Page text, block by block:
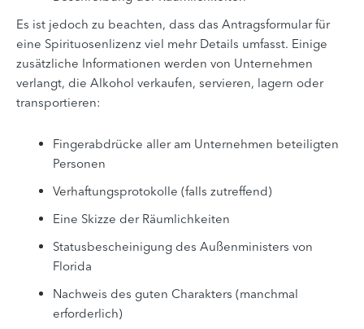
Es ist jedoch zu beachten, dass das Antragsformular für
eine Spirituosenlizenz viel mehr Details umfasst. Einige
zusätzliche Informationen werden von Unternehmen
verlangt, die Alkohol verkaufen, servieren, lagern oder
transportieren:
Fingerabdrücke aller am Unternehmen beteiligten
Personen
Verhaftungsprotokolle (falls zutreffend)
Eine Skizze der Räumlichkeiten
Statusbescheinigung des Außenministers von
Florida
Nachweis des guten Charakters (manchmal
erforderlich)